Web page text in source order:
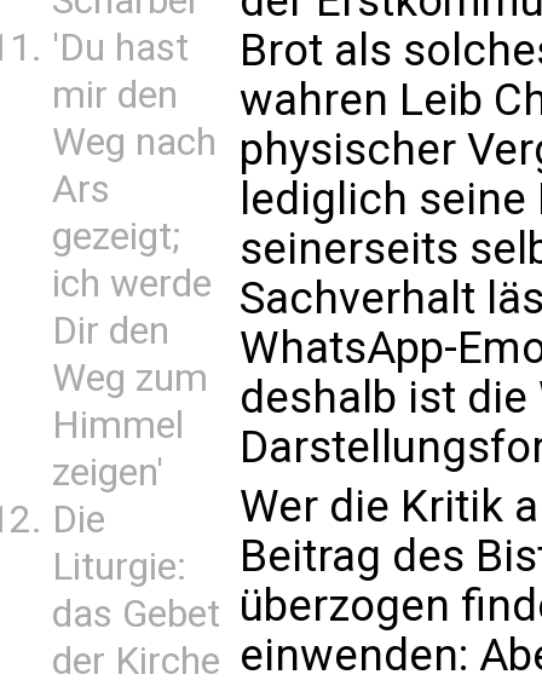
'Du hast
mir den
Weg nach
Ars
gezeigt;
ich werde
Dir den
Weg zum
Himmel
zeigen'
Die
Liturgie:
das Gebet
der Kirche
Brot als
wahren Leib
physischer
lediglich seine
seinerseits
Sachverhalt
WhatsApp-
deshalb ist die
Wer die Kritik
Beitrag des
überzogen
einwenden: